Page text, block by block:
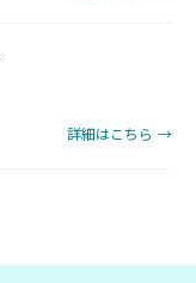
詳細はこちら →